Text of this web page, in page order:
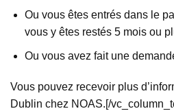
Ou vous êtes entrés dans le
vous y êtes restés 5 mois ou
Ou vous avez fait une
Vous pouvez recevoir plus
Dublin chez NOAS.[/